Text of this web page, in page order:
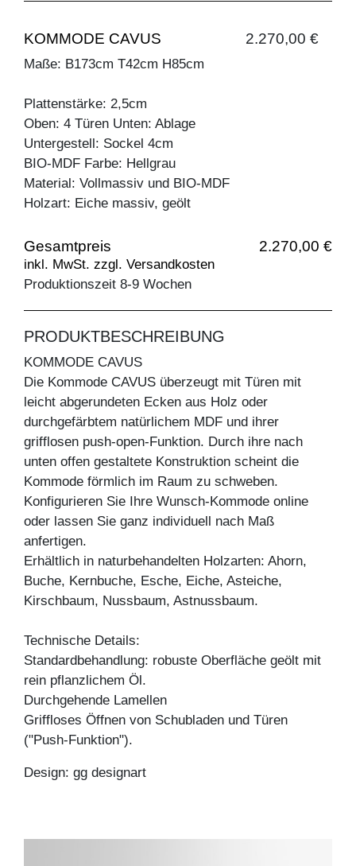
KOMMODE CAVUS 2.270,00 €
Maße: B173cm T42cm H85cm
Plattenstärke: 2,5cm
Oben: 4 Türen Unten: Ablage
Untergestell: Sockel 4cm
BIO-MDF Farbe: Hellgrau
Material: Vollmassiv und BIO-MDF
Holzart: Eiche massiv, geölt
Gesamtpreis 2.270,00 €
inkl. MwSt. zzgl. Versandkosten
Produktionszeit 8-9 Wochen
PRODUKTBESCHREIBUNG
KOMMODE CAVUS
Die Kommode CAVUS überzeugt mit Türen mit
leicht abgerundeten Ecken aus Holz oder
durchgefärbtem natürlichem MDF und ihrer
grifflosen push-open-Funktion. Durch ihre nach
unten offen gestaltete Konstruktion scheint die
Kommode förmlich im Raum zu schweben.
Konfigurieren Sie Ihre Wunsch-Kommode online
oder lassen Sie ganz individuell nach Maß
anfertigen.
Erhältlich in naturbehandelten Holzarten: Ahorn,
Buche, Kernbuche, Esche, Eiche, Asteiche,
Kirschbaum, Nussbaum, Astnussbaum.
Technische Details:
Standardbehandlung: robuste Oberfläche geölt mit
rein pflanzlichem Öl.
Durchgehende Lamellen
Griffloses Öffnen von Schubladen und Türen
("Push-Funktion").
Design: gg designart